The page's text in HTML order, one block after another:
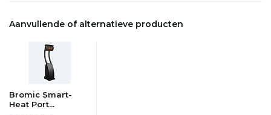
Aanvullende of alternatieve producten
Bromic Smart-
Heat Port...